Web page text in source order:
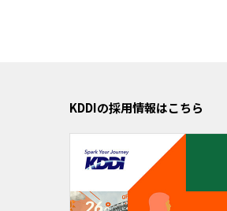
KDDIの採用情報はこちら